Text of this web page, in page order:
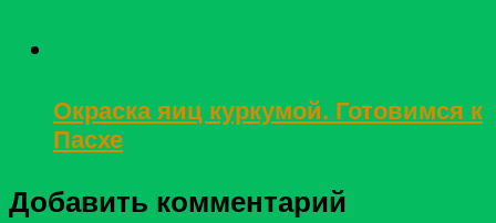
Окраска яиц куркумой. Готовимся к
Пасхе
Добавить комментарий